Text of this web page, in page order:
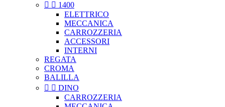
  1400
ELETTRICO
MECCANICA
CARROZZERIA
ACCESSORI
INTERNI
REGATA
CROMA
BALILLA
  DINO
CARROZZERIA